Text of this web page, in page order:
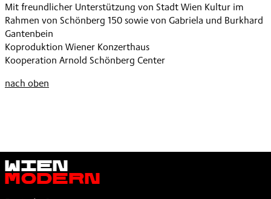
WITH
ARNOLD
,
2
DOUBLE
PORTRAIT
WITH
ARNOLD
Mit freundlicher Unterstützung von Stadt Wien Kultur im
Rahmen von Schönberg 150 sowie von Gabriela und Burkhard
Gantenbein
Koproduktion Wiener Konzerthaus
Kooperation Arnold Schönberg Center
nach oben
Wien
Modern